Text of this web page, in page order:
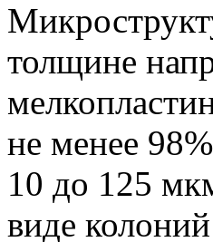
толщине
не менее
10 до 125
виде